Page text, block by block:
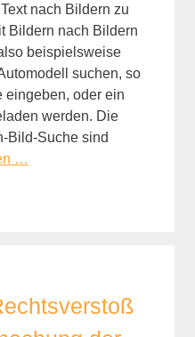
nach Bildern zu
Bildern nach Bildern
beispielsweise
suchen, so
eingeben, oder ein
werden. Die
Bild-Suche sind
…